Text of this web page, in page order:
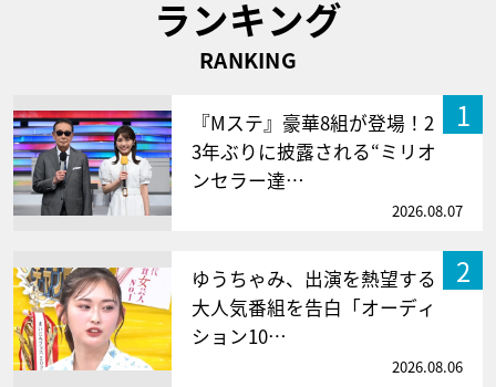
ランキング
RANKING
1
『Mステ』豪華8組が登場！2
3年ぶりに披露される“ミリオ
ンセラー達…
2026.08.07
2
ゆうちゃみ、出演を熱望する
大人気番組を告白「オーディ
ション10…
2026.08.06